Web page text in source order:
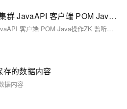
Hadoop-30 ZooKeeper集群 JavaAPI 客户端 POM Java操作ZK 监听节点 监听数据变化 创建节点 删除节点
Hadoop-30 ZooKeeper集群 JavaAPI 客户端 POM Java操作ZK 监听节点 监听数据变化 创建节点 删除节点
的数据内容
据内容